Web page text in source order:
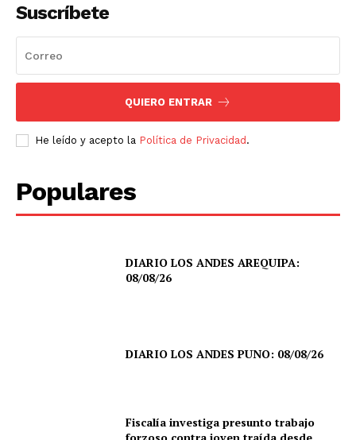
Suscríbete
QUIERO ENTRAR
He leído y acepto la Política de Privacidad.
Populares
DIARIO LOS ANDES AREQUIPA:
08/08/26
DIARIO LOS ANDES PUNO: 08/08/26
Fiscalía investiga presunto trabajo